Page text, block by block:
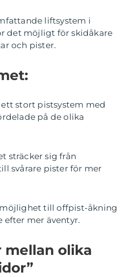
liftsystem i
det möjligt för skidåkare
och pister.
ett stort pistsystem med
på de olika
sträcker sig från
svårare pister för mer
möjlighet till offpist-åkning
efter mer äventyr.
mellan olika